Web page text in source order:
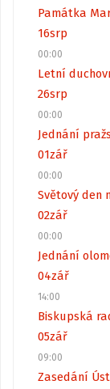
Památka
16srp
00:00
Letní
26srp
00:00
Jednání
01zář
00:00
Světový den
02zář
00:00
Jednání
04zář
14:00
Biskupská
05zář
09:00
Zasedání